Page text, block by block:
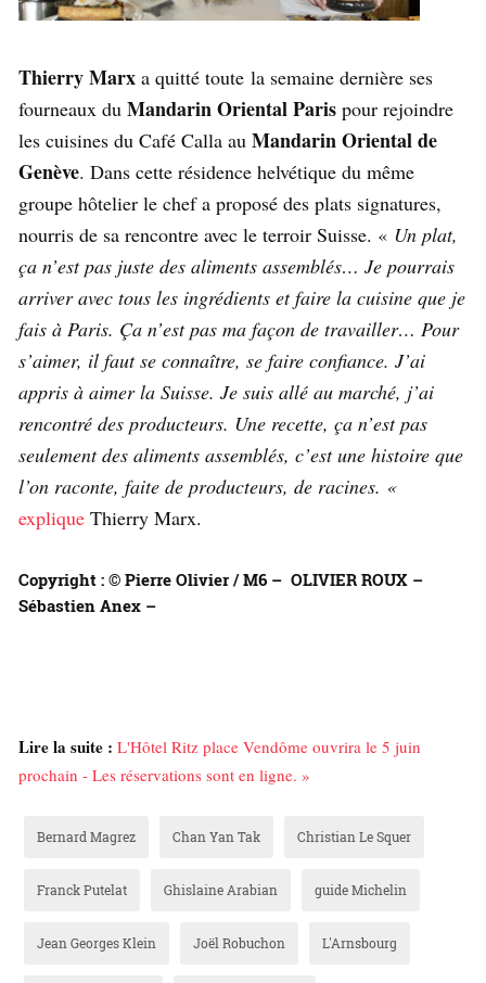
Thierry Marx a quitté toute la semaine dernière ses
fourneaux du Mandarin Oriental Paris pour rejoindre
les cuisines du Café Calla au Mandarin Oriental de
Genève. Dans cette résidence helvétique du même
groupe hôtelier le chef a proposé des plats signatures,
nourris de sa rencontre avec le terroir Suisse. « Un plat,
ça n’est pas juste des aliments assemblés… Je pourrais
arriver avec tous les ingrédients et faire la cuisine que je
fais à Paris. Ça n’est pas ma façon de travailler… Pour
s’aimer, il faut se connaître, se faire confiance. J’ai
appris à aimer la Suisse. Je suis allé au marché, j’ai
rencontré des producteurs. Une recette, ça n’est pas
seulement des aliments assemblés, c’est une histoire que
l’on raconte, faite de producteurs, de racines. «
explique Thierry Marx.
Copyright : © Pierre Olivier / M6 – OLIVIER ROUX –
Sébastien Anex –
Lire la suite : L'Hôtel Ritz place Vendôme ouvrira le 5 juin
prochain - Les réservations sont en ligne. »
Bernard Magrez Chan Yan Tak Christian Le Squer
Franck Putelat Ghislaine Arabian guide Michelin
Jean Georges Klein Joël Robuchon L'Arnsbourg